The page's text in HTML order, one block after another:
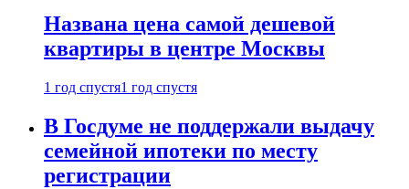
Названа цена самой дешевой
квартиры в центре Москвы
1 год спустя1 год спустя
В Госдуме не поддержали выдачу
семейной ипотеки по месту
регистрации